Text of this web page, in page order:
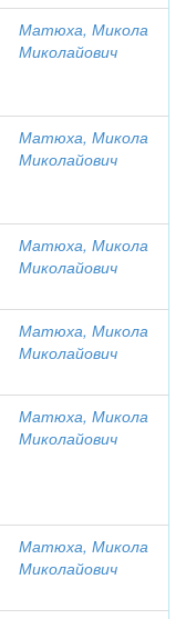
Матюха, Микола
Миколайович
Матюха, Микола
Миколайович
Матюха, Микола
Миколайович
Матюха, Микола
Миколайович
Матюха, Микола
Миколайович
Матюха, Микола
Миколайович